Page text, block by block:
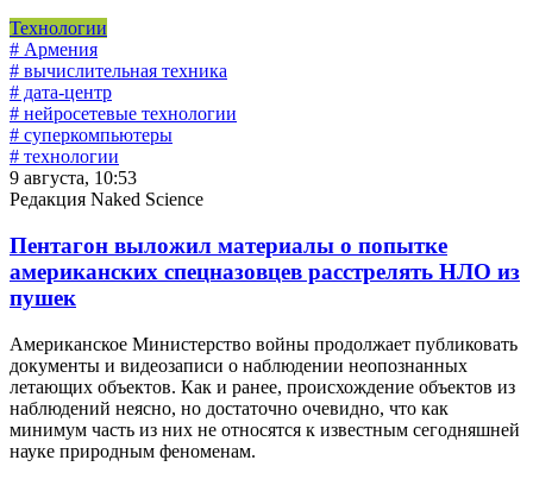
Технологии
# Армения
# вычислительная техника
# дата-центр
# нейросетевые технологии
# суперкомпьютеры
# технологии
9 августа, 10:53
Редакция Naked Science
Пентагон выложил материалы о попытке
американских спецназовцев расстрелять НЛО из
пушек
Американское Министерство войны продолжает публиковать
документы и видеозаписи о наблюдении неопознанных
летающих объектов. Как и ранее, происхождение объектов из
наблюдений неясно, но достаточно очевидно, что как
минимум часть из них не относятся к известным сегодняшней
науке природным феноменам.